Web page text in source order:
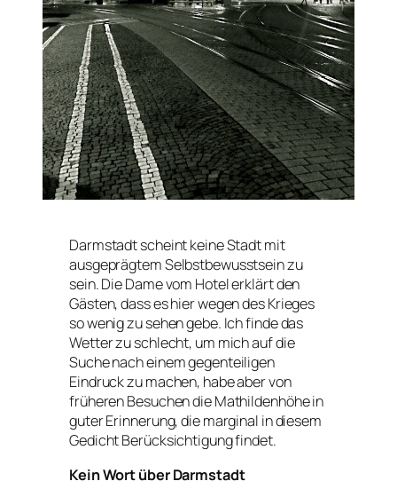
Darmstadt scheint keine Stadt mit
ausgeprägtem Selbstbewusstsein zu
sein. Die Dame vom Hotel erklärt den
Gästen, dass es hier wegen des Krieges
so wenig zu sehen gebe. Ich finde das
Wetter zu schlecht, um mich auf die
Suche nach einem gegenteiligen
Eindruck zu machen, habe aber von
früheren Besuchen die Mathildenhöhe in
guter Erinnerung, die marginal in diesem
Gedicht Berücksichtigung findet.
Kein Wort über Darmstadt